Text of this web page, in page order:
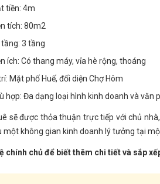
tiền: 4m
tích: 80m2
tầng: 3 tầng
ích: Có thang máy, vỉa hè rộng, thoáng
Mặt phố Huế, đối diện Chợ Hôm
hợp: Đa dạng loại hình kinh doanh và văn
sẽ được thỏa thuận trực tiếp với chủ
một không gian kinh doanh lý tưởng tại
chính chủ để biết thêm chi tiết và sắp